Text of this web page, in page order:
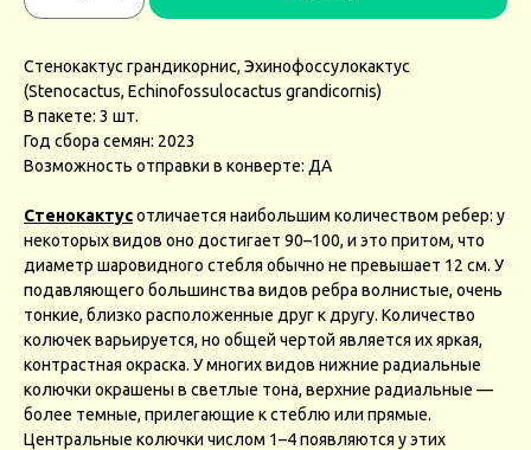
Стенокактус грандикорнис, Эхинофоссулокактус
(Stenocactus, Echinofossulocactus grandicornis)
В пакете: 3 шт.
Год сбора семян: 2023
Возможность отправки в конверте: ДА
Стенокактусотличается наибольшим количеством ребер: у
некоторых видов оно достигает 90–100, и это притом, что
диаметр шаровидного стебля обычно не превышает 12 см. У
подавляющего большинства видов ребра волнистые, очень
тонкие, близко расположенные друг к другу. Количество
колючек варьируется, но общей чертой является их яркая,
контрастная окраска. У многих видов нижние радиальные
колючки окрашены в светлые тона, верхние радиальные —
более темные, прилегающие к стеблю или прямые.
Центральные колючки числом 1–4 появляются у этих